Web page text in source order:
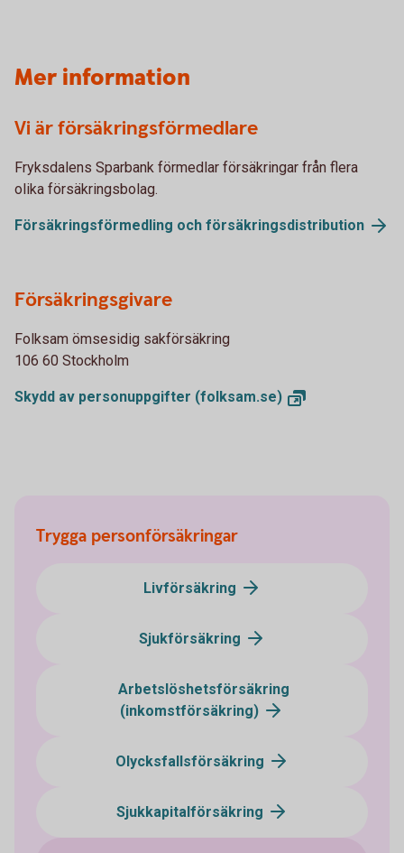
Mer information
Vi är försäkringsförmedlare
Fryksdalens Sparbank förmedlar försäkringar från flera
olika försäkringsbolag.
Försäkringsförmedling och försäkringsdistribution
Försäkringsgivare
Folksam ömsesidig sakförsäkring
106 60 Stockholm
Skydd av personuppgifter (folksam.se)
Trygga personförsäkringar
Livförsäkring
Sjukförsäkring
Arbetslöshetsförsäkring
(inkomstförsäkring)
Olycksfallsförsäkring
Sjukkapitalförsäkring